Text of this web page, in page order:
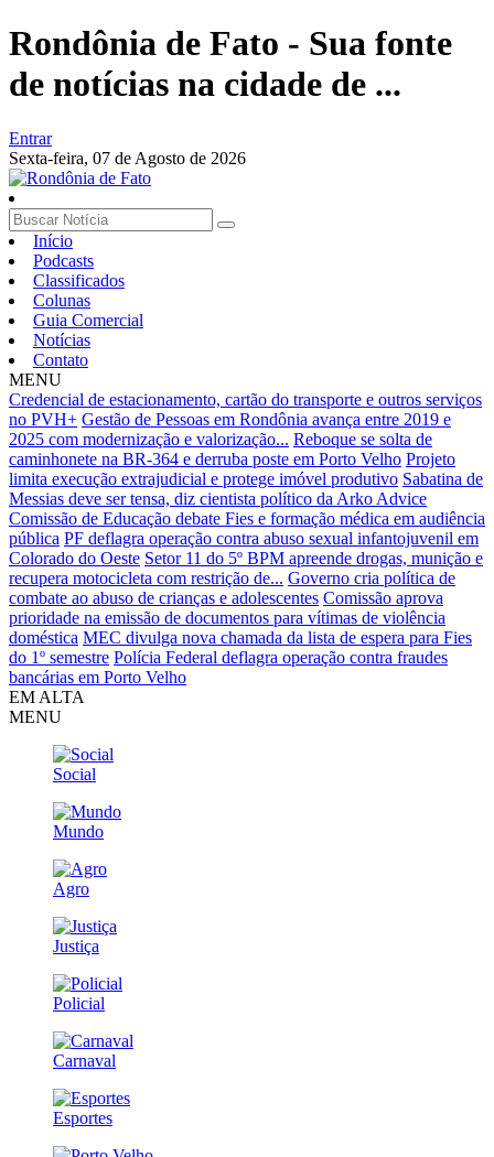
Rondônia de Fato - Sua fonte
de notícias na cidade de ...
Entrar
Sexta-feira, 07 de Agosto de 2026
Início
Podcasts
Classificados
Colunas
Guia Comercial
Notícias
Contato
MENU
Credencial de estacionamento, cartão do transporte e outros serviços
no PVH+ Gestão de Pessoas em Rondônia avança entre 2019 e
2025 com modernização e valorização... Reboque se solta de
caminhonete na BR-364 e derruba poste em Porto Velho Projeto
limita execução extrajudicial e protege imóvel produtivo Sabatina de
Messias deve ser tensa, diz cientista político da Arko Advice
Comissão de Educação debate Fies e formação médica em audiência
pública PF deflagra operação contra abuso sexual infantojuvenil em
Colorado do Oeste Setor 11 do 5º BPM apreende drogas, munição e
recupera motocicleta com restrição de... Governo cria política de
combate ao abuso de crianças e adolescentes Comissão aprova
prioridade na emissão de documentos para vítimas de violência
doméstica MEC divulga nova chamada da lista de espera para Fies
do 1º semestre Polícia Federal deflagra operação contra fraudes
bancárias em Porto Velho
EM ALTA
MENU
Social
Mundo
Agro
Justiça
Policial
Carnaval
Esportes